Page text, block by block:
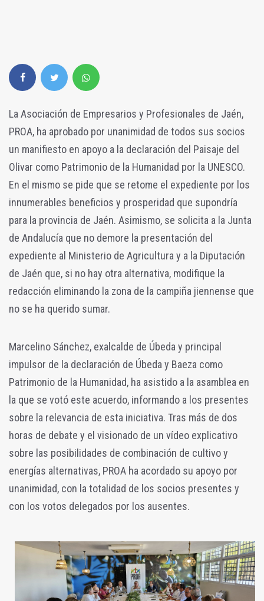
La Asociación de Empresarios y Profesionales de Jaén,
PROA, ha aprobado por unanimidad de todos sus socios
un manifiesto en apoyo a la declaración del Paisaje del
Olivar como Patrimonio de la Humanidad por la UNESCO.
En el mismo se pide que se retome el expediente por los
innumerables beneficios y prosperidad que supondría
para la provincia de Jaén. Asimismo, se solicita a la Junta
de Andalucía que no demore la presentación del
expediente al Ministerio de Agricultura y a la Diputación
de Jaén que, si no hay otra alternativa, modifique la
redacción eliminando la zona de la campiña jiennense que
no se ha querido sumar.
Marcelino Sánchez, exalcalde de Úbeda y principal
impulsor de la declaración de Úbeda y Baeza como
Patrimonio de la Humanidad, ha asistido a la asamblea en
la que se votó este acuerdo, informando a los presentes
sobre la relevancia de esta iniciativa. Tras más de dos
horas de debate y el visionado de un vídeo explicativo
sobre las posibilidades de combinación de cultivo y
energías alternativas, PROA ha acordado su apoyo por
unanimidad, con la totalidad de los socios presentes y
con los votos delegados por los ausentes.